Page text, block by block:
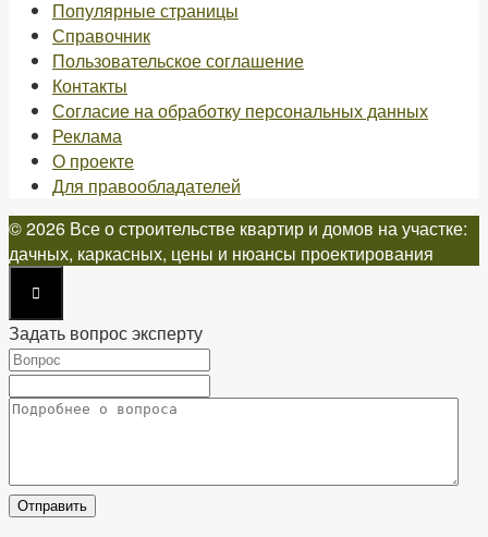
Популярные страницы
Справочник
Пользовательское соглашение
Контакты
Согласие на обработку персональных данных
Реклама
О проекте
Для правообладателей
© 2026 Все о строительстве квартир и домов на участке:
дачных, каркасных, цены и нюансы проектирования
Задать вопрос эксперту